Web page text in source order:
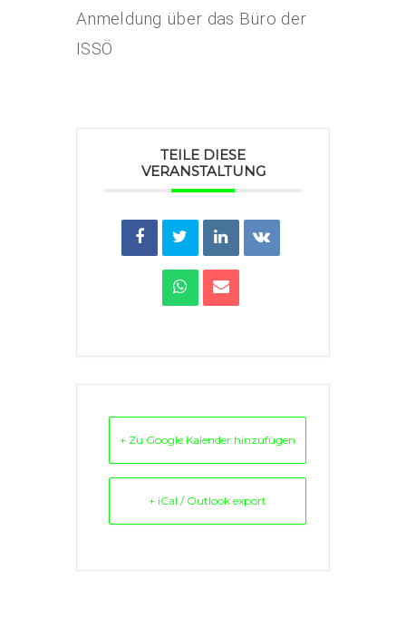
Anmeldung über das Büro der
ISSÖ
TEILE DIESE
VERANSTALTUNG
+ Zu Google Kalender hinzufügen
+ iCal / Outlook export